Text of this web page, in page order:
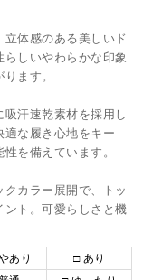
体感のある美しいド
しいやわらかな印象
ます。
汗速乾素材を採用し
な履き心地をキー
を備えています。
カラー展開で、トッ
ント。可愛らしさと機
あり
□ あり